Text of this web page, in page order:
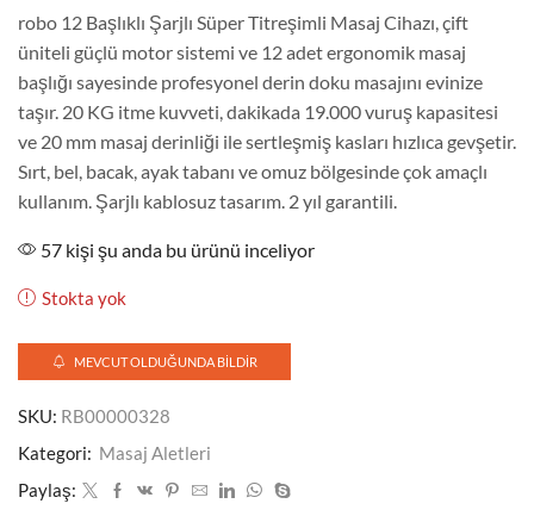
robo 12 Başlıklı Şarjlı Süper Titreşimli Masaj Cihazı, çift
üniteli güçlü motor sistemi ve 12 adet ergonomik masaj
başlığı sayesinde profesyonel derin doku masajını evinize
taşır. 20 KG itme kuvveti, dakikada 19.000 vuruş kapasitesi
ve 20 mm masaj derinliği ile sertleşmiş kasları hızlıca gevşetir.
Sırt, bel, bacak, ayak tabanı ve omuz bölgesinde çok amaçlı
kullanım. Şarjlı kablosuz tasarım. 2 yıl garantili.
57 kişi şu anda bu ürünü inceliyor
Stokta yok
MEVCUT OLDUĞUNDA BILDIR
SKU: RB00000328
Kategori: Masaj Aletleri
Paylaş: